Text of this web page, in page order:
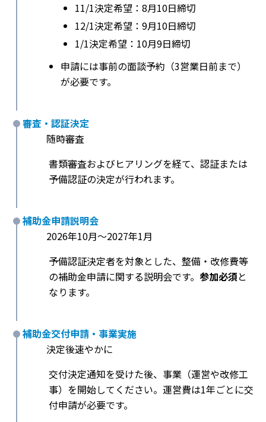
11/1決定希望：8月10日締切
12/1決定希望：9月10日締切
1/1決定希望：10月9日締切
申請には事前の面談予約（3営業日前まで）
が必要です。
審査・認証決定
随時審査
書類審査およびヒアリングを経て、認証または
予備認証の決定が行われます。
補助金申請説明会
2026年10月〜2027年1月
予備認証決定者を対象とした、整備・改修費等
の補助金申請に関する説明会です。 参加必須と
なります。
補助金交付申請・事業実施
決定後速やかに
交付決定通知を受けた後、事業（運営や改修工
事）を開始してください。運営費は1年ごとに交
付申請が必要です。